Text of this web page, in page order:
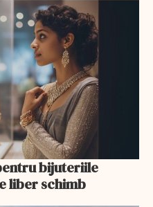
bijuteriile
liber schimb